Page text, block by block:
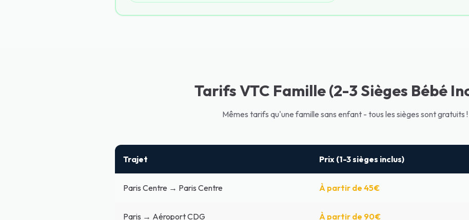
Tarifs VTC Famille (2-3 Sièges Bébé
Mêmes tarifs qu'une famille sans enfant - tous les sièges sont gratuits !
Trajet Prix (1-3 sièges inclus)
Paris Centre → Paris Centre À partir de 45€
Paris → Aéroport CDG À partir de 90€